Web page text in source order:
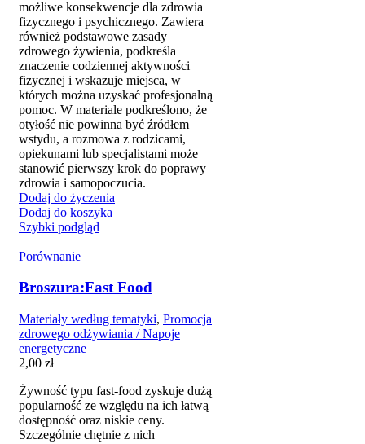
możliwe konsekwencje dla zdrowia
fizycznego i psychicznego. Zawiera
również podstawowe zasady
zdrowego żywienia, podkreśla
znaczenie codziennej aktywności
fizycznej i wskazuje miejsca, w
których można uzyskać profesjonalną
pomoc. W materiale podkreślono, że
otyłość nie powinna być źródłem
wstydu, a rozmowa z rodzicami,
opiekunami lub specjalistami może
stanowić pierwszy krok do poprawy
zdrowia i samopoczucia.
Dodaj do życzenia
Dodaj do koszyka
Szybki podgląd
Porównanie
Broszura:Fast Food
Materiały według tematyki, Promocja
zdrowego odżywiania / Napoje
energetyczne
2,00 zł
Żywność typu fast-food zyskuje dużą
popularność ze względu na ich łatwą
dostępność oraz niskie ceny.
Szczególnie chętnie z nich